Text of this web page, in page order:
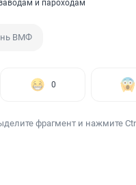
и пароходам
ВМФ
0
фрагмент и нажмите